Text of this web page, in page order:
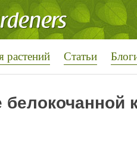
растений Статьи